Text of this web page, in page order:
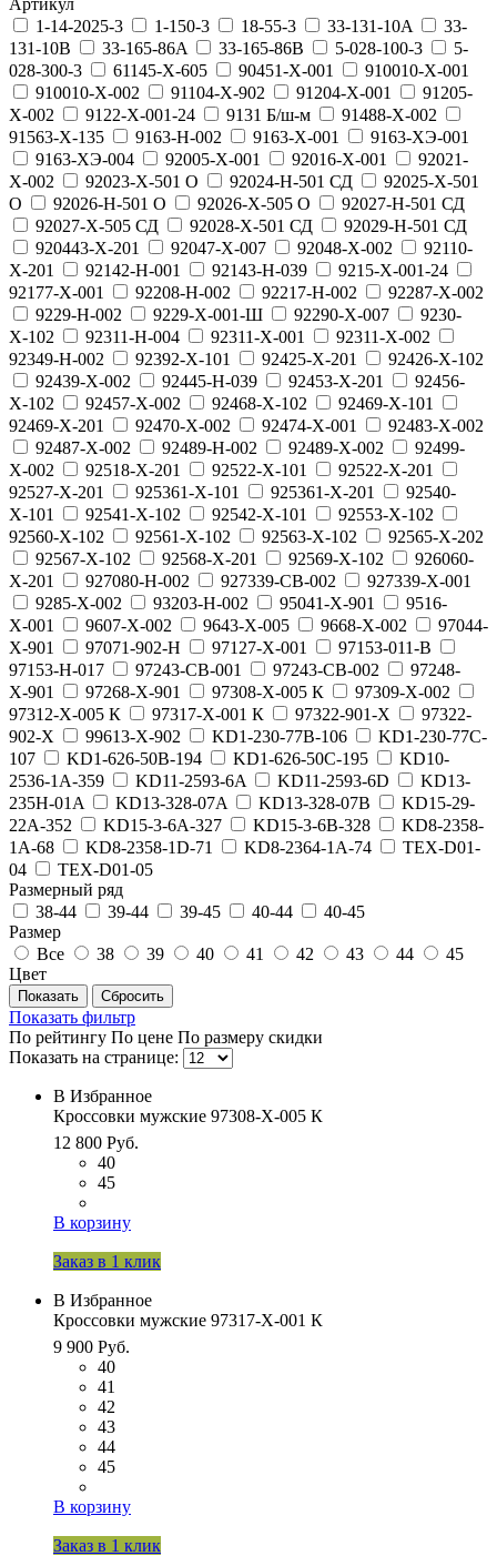
1-14-2025-3
1-150-3 18-55-3 33-131-10A
33-
131-10B
33-165-86A 33-165-86B 5-028-100-3
5-
028-300-3
61145-Х-605 90451-Х-001
910010-Х-001
910010-Х-002
91104-Х-902 91204-Х-001
91205-
Х-002
9122-Х-001-24 9131 Б/ш-м
91488-Х-002
91563-Х-135
9163-Н-002 9163-Х-001
9163-ХЭ-001
9163-ХЭ-004
92005-Х-001 92016-Х-001
92021-
Х-002
92023-Х-501 О 92024-Н-501 СД
92025-Х-501
О
92026-Н-501 О 92026-Х-505 О
92027-Н-501 СД
92027-Х-505 СД
92028-Х-501 СД
92029-Н-501 СД
920443-Х-201
92047-Х-007 92048-Х-002
92110-
Х-201
92142-Н-001 92143-Н-039
9215-Х-001-24
92177-Х-001
92208-Н-002 92217-Н-002
92287-Х-002
9229-Н-002
9229-Х-001-Ш 92290-Х-007
9230-
Х-102
92311-Н-004 92311-Х-001
92311-Х-002
92349-Н-002
92392-Х-101 92425-Х-201
92426-Х-102
92439-Х-002
92445-Н-039 92453-Х-201
92456-
Х-102
92457-Х-002 92468-Х-102
92469-Х-101
92469-Х-201
92470-Х-002 92474-Х-001
92483-Х-002
92487-Х-002
92489-Н-002 92489-Х-002
92499-
Х-002
92518-Х-201 92522-Х-101
92522-Х-201
92527-Х-201
925361-Х-101 925361-Х-201
92540-
Х-101
92541-Х-102 92542-Х-101
92553-Х-102
92560-Х-102
92561-Х-102 92563-Х-102
92565-Х-202
92567-Х-102
92568-Х-201 92569-Х-102
926060-
Х-201
927080-Н-002 927339-СВ-002
927339-Х-001
9285-Х-002
93203-Н-002 95041-Х-901
9516-
Х-001
9607-Х-002 9643-Х-005 9668-Х-002
97044-
Х-901
97071-902-Н 97127-Х-001
97153-011-В
97153-Н-017
97243-СВ-001 97243-СВ-002
97248-
Х-901
97268-Х-901 97308-Х-005 К
97309-Х-002
97312-Х-005 К
97317-Х-001 К 97322-901-Х
97322-
902-Х
99613-Х-902 KD1-230-77B-106
KD1-230-77C-
107
KD1-626-50B-194 KD1-626-50C-195
KD10-
2536-1A-359
KD11-2593-6A KD11-2593-6D
KD13-
235H-01A
KD13-328-07A KD13-328-07B
KD15-29-
22A-352
KD15-3-6A-327 KD15-3-6B-328
KD8-2358-
1A-68
KD8-2358-1D-71 KD8-2364-1A-74
TEX-D01-
04
TEX-D01-05
Размерный ряд
38-44
39-44 39-45 40-44
40-45
Размер
Все
38 39 40 41 42 43 44
45
Цвет
Показать фильтр
По рейтингу По цене По размеру скидки
Показать на странице:
В Избранное
Кроссовки мужские 97308-Х-005 К
12 800 Руб.
40
45
В корзину
Заказ в 1 клик
В Избранное
Кроссовки мужские 97317-Х-001 К
9 900 Руб.
40
41
42
43
44
45
В корзину
Заказ в 1 клик